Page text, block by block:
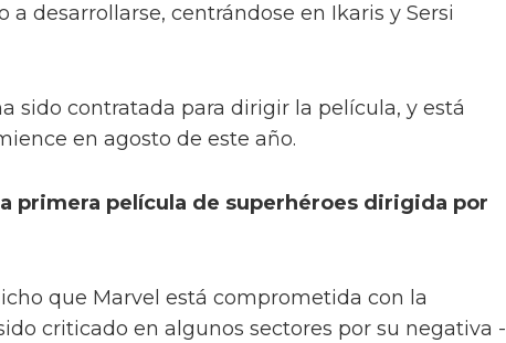
a desarrollarse, centrándose en Ikaris y Sersi
sido contratada para dirigir la película, y está
en agosto de este año.
primera película de superhéroes dirigida por
que Marvel está comprometida con la
criticado en algunos sectores por su negativa -